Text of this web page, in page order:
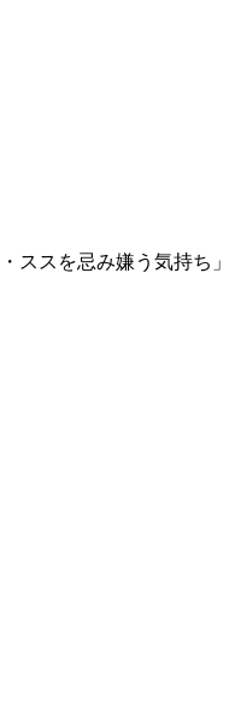
ススを忌み嫌う気持ち」